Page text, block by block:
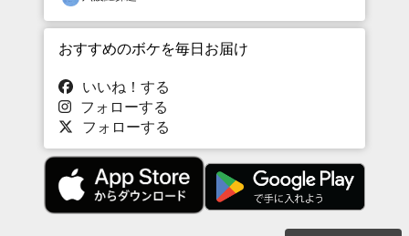
おすすめのボケを毎日お届け
いいね！する
フォローする
フォローする